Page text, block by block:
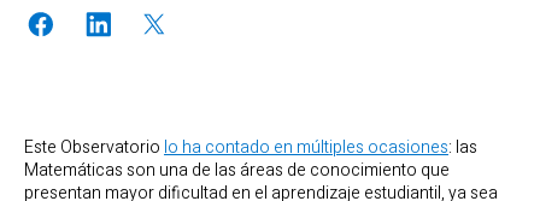
Este Observatorio lo ha contado en múltiples ocasiones: las
Matemáticas son una de las áreas de conocimiento que
presentan mayor dificultad en el aprendizaje estudiantil, ya sea